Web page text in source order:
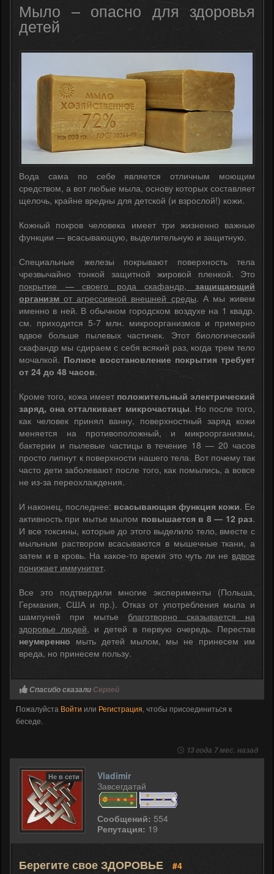
Мыло – опасно для здоровья
детей
Вода сама по себе является отличным моющим
средством, а вот любые мыла, основу которых составляет
щелочь, крайне вредны для детской (и взрослой!) кожи.
Кожный покров человека имеет три жизненно важные
функции — всасывающую, выделительную и защитную.
Специальные железы покрывают поверхность тела
чрезвычайно тонкой защитной жировой пленкой. Это
покрытие — своего рода скафандр, защищающий
организмот агрессивной внешней среды. А мы живем
именно в ней. В обычном городском воздухе на 1 квадр.
см. приходится 5-7 млн. микроорганизмов и примерно
вдвое больше пылевых частичек. Этот биологический
скафандр мы сдираем с себя всякий раз, когда трем тело
мочалкой. Полное восстановление покрытия требует
от 24 до 48 часов.
Кроме того, кожа имеет положительный электрический
заряд, она отталкивает микрочастицы. Но после того,
как человек принял ванну, поверхностный заряд кожи
меняется на противоположный, и микроорганизмы,
бактерии и пылевые частицы в течение 18 — 20 часов
просто липнут к поверхности нашего тела. Вот почему так
часто дети заболевают после того, как помылись, а вовсе
не из-за переохлаждения.
И наконец, последнее: всасывающая функция кожи. Ее
активность при мытье мылом повышается в 8 — 12 раз.
И все токсины, которые до этого выделило тело, вместе с
мыльным раствором всасываются в мышечные ткани, а
затем и в кровь. На какое-то время это чуть ли не вдвое
понижает иммунитет.
Все это подтвердили многие эксперименты (Польша,
Германия, США и пр.). Отказ от употребления мыла и
шампуней при мытье благотворно сказывается на
здоровье людей, и детей в первую очередь. Перестав
неумеренно мыть детей мылом, мы не принесем им
вреда, но принесем пользу.
Спасибо сказали Сергей
Пожалуйста Войти или Регистрация, чтобы присоединиться к
беседе.
13 года 7 мес. назад
Не в сети
Vladimir
Завсегдатай
Сообщений: 554
Репутация: 19
Берегите свое ЗДОРОВЬЕ
#4